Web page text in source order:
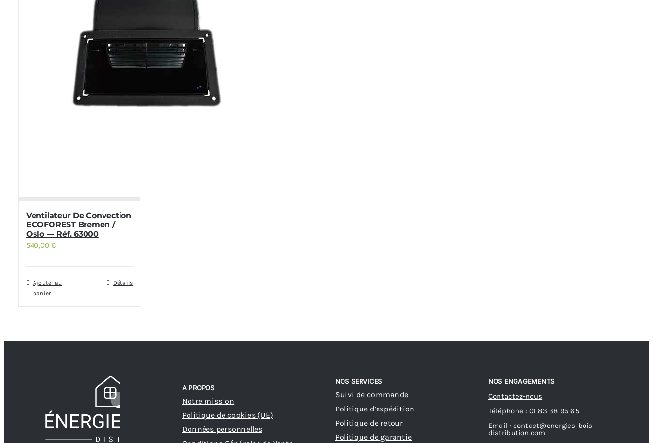
Ventilateur De Convection
ECOFOREST Bremen /
Oslo — Réf. 63000
540,00 €
Ajouter au
panier
Détails
A PROPOS
Notre mission
Politique de cookies (UE)
Données personnelles
NOS SERVICES
Suivi de commande
Politique d’expédition
Politique de retour
Politique de garantie
NOS ENGAGEMENTS
Contactez-nous
Téléphone : 01 83 38 95 65
Email : contact@energies-bois-
distribution.com